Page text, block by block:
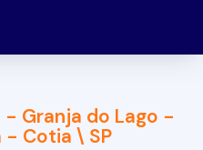
Granja do Lago -
- Cotia \ SP